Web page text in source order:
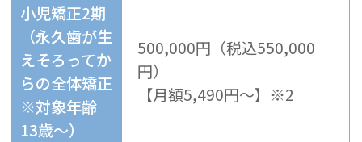
小児矯正2期
（永久歯が生
えそろってか
らの全体矯正
※対象年齢
13歳～）
500,000円（税込550,000
円）
【月額5,490円～】※2